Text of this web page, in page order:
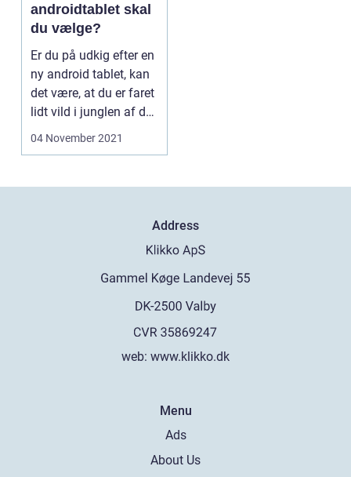
androidtablet skal
du vælge?
Er du på udkig efter en
ny android tablet, kan
det være, at du er faret
lidt vild i junglen af de
ma...
04 November 2021
Address
web: www.klikko.dk
Menu
Ads
About Us